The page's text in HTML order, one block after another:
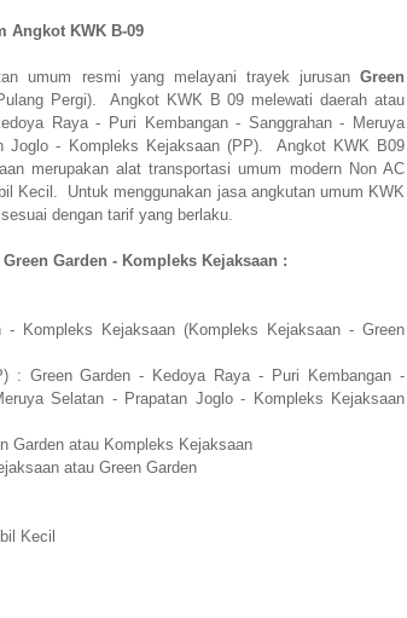
Angkot KWK B-09
umum resmi yang melayani trayek jurusanGreen
Pergi). Angkot KWK B 09 melewati daerah atau
Raya - Puri Kembangan - Sanggrahan - Meruya
Joglo - Kompleks Kejaksaan (PP). Angkot KWK B09
merupakan alat transportasi umum modern Non AC
Kecil. Untuk menggunakan jasa angkutan umum KWK
dengan tarif yang berlaku.
Garden - Kompleks Kejaksaan :
Kompleks Kejaksaan (Kompleks Kejaksaan - Green
: Green Garden - Kedoya Raya - Puri Kembangan -
Selatan - Prapatan Joglo - Kompleks Kejaksaan
Garden atau Kompleks Kejaksaan
atau Green Garden
Kecil